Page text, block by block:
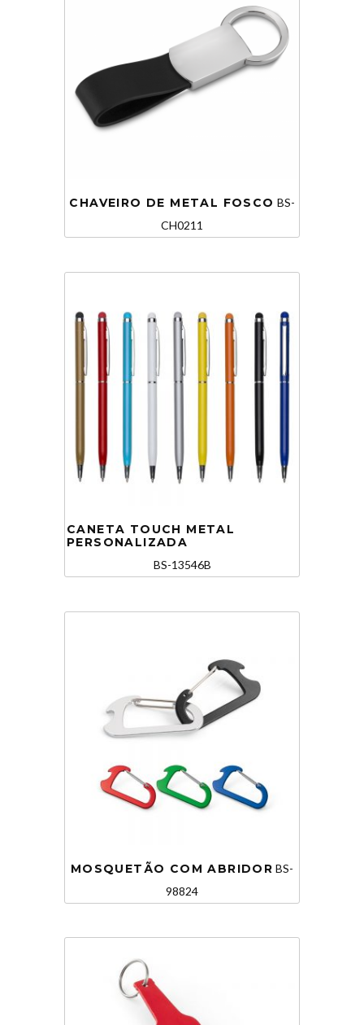
CHAVEIRO DE METAL FOSCO BS-
CH0211
CANETA TOUCH METAL
PERSONALIZADA
BS-13546B
MOSQUETÃO COM ABRIDOR BS-
98824